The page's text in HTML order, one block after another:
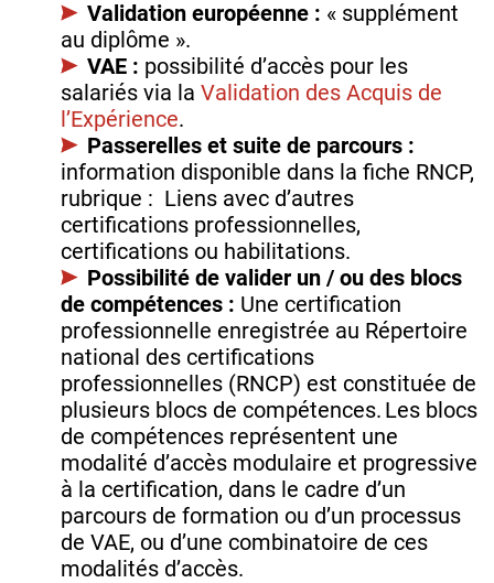
Validation européenne : « supplément
au diplôme ».
VAE : possibilité d’accès pour les
salariés via la Validation des Acquis de
l’Expérience.
Passerelles et suite de parcours :
information disponible dans la fiche RNCP,
rubrique : Liens avec d’autres
certifications professionnelles,
certifications ou habilitations.
Possibilité de valider un / ou des blocs
de compétences : Une certification
professionnelle enregistrée au Répertoire
national des certifications
professionnelles (RNCP) est constituée de
plusieurs blocs de compétences. Les blocs
de compétences représentent une
modalité d’accès modulaire et progressive
à la certification, dans le cadre d’un
parcours de formation ou d’un processus
de VAE, ou d’une combinatoire de ces
modalités d’accès.